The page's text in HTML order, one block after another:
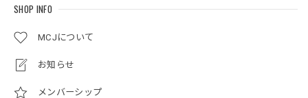
SHOP INFO
MCJについて
お知らせ
メンバーシップ